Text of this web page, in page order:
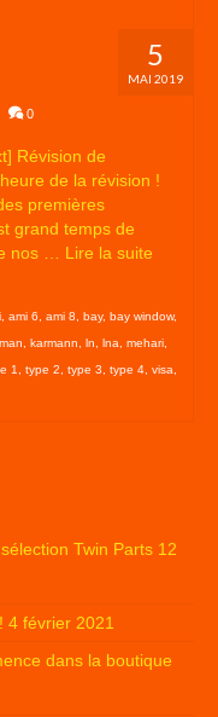
5
MAI 2019
0
Révision de
de la révision !
premières
grand temps de
nos … Lire la suite
ami 6 ami 8 bay, bay window,
karmann ln lna mehari
1 type 2 type 3 type 4 visa
Twin Parts 12
4 février 2021
dans la boutique